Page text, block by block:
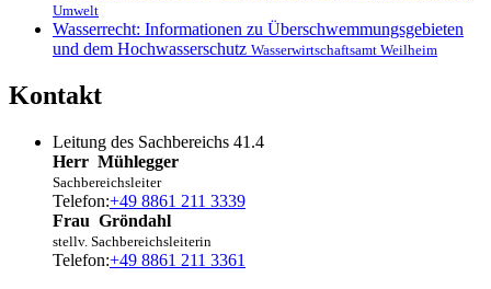
Umwelt
Wasserrecht: Informationen zu Überschwemmungsgebieten
und dem Hochwasserschutz Wasserwirtschaftsamt Weilheim
Kontakt
Leitung des Sachbereichs 41.4
Herr Mühlegger
Sachbereichsleiter
Telefon:+49 8861 211 3339
Frau Gröndahl
stellv. Sachbereichsleiterin
Telefon:+49 8861 211 3361